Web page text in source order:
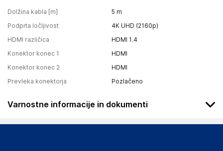
Dolžina kabla [m] 5 m
Podprta ločljivost
4K UHD (2160p)
HDMI različica
HDMI 1.4
Konektor konec 1
HDMI
Konektor konec 2
HDMI
Prevleka konektorja
Pozlačeno
Varnostne informacije in dokumenti
Podatki o proizvajalcu